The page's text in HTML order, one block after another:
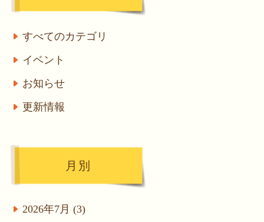
すべてのカテゴリ
イベント
お知らせ
更新情報
月別
2026年7月 (3)